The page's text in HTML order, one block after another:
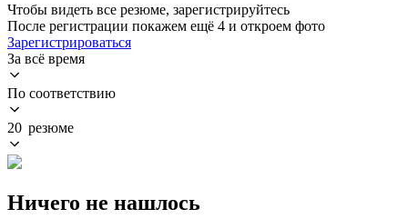
Чтобы видеть все резюме, зарегистрируйтесь
После регистрации покажем ещё 4 и откроем фото
Зарегистрироваться
За всё время
По соответствию
20 резюме
Ничего не нашлось